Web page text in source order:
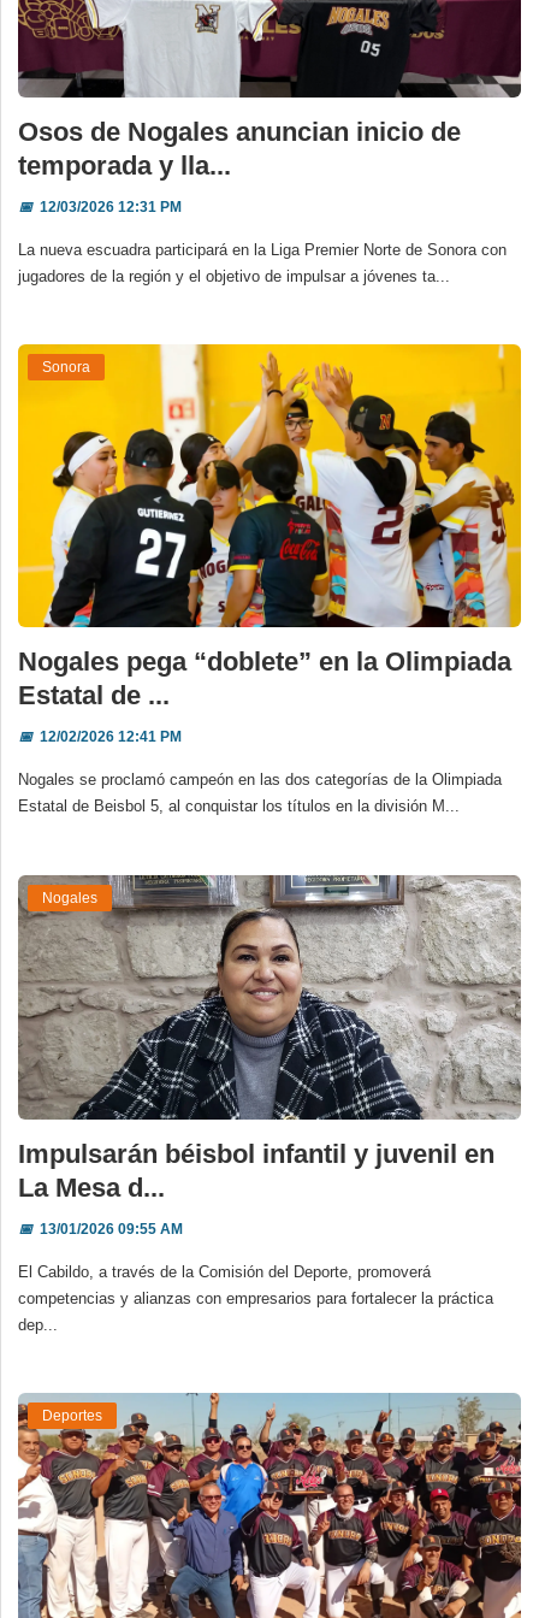
Osos de Nogales anuncian inicio de
temporada y lla...
📅12/03/2026 12:31 PM
La nueva escuadra participará en la Liga Premier Norte de Sonora con
jugadores de la región y el objetivo de impulsar a jóvenes ta...
Sonora
Nogales pega “doblete” en la Olimpiada
Estatal de ...
📅12/02/2026 12:41 PM
Nogales se proclamó campeón en las dos categorías de la Olimpiada
Estatal de Beisbol 5, al conquistar los títulos en la división M...
Nogales
Impulsarán béisbol infantil y juvenil en
La Mesa d...
📅13/01/2026 09:55 AM
El Cabildo, a través de la Comisión del Deporte, promoverá
competencias y alianzas con empresarios para fortalecer la práctica
dep...
Deportes